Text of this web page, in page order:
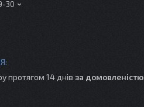
30
протягом 14 днів за домовленістю